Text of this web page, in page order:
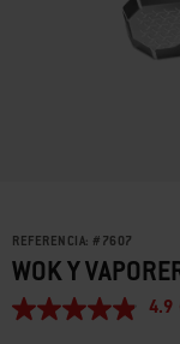
REFERENCIA: # 7607
WOK Y
4.9
4.9